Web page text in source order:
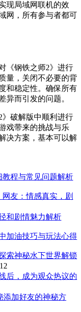
现局域网联机的效
网，所有参与者都可
《钢铁之师2》进行
量，关闭不必要的背
和稳定性。确保所有
异而引发的问题。
破解版中顺利进行
戏带来的挑战与乐
决方案，基本可以解
程与常见问题解析
网友：情感真实，剧
和剧情魅力解析
加油技巧与玩法心得
索神秘水下世界解锁
后，成为观众热议的
添加好友的神秘方